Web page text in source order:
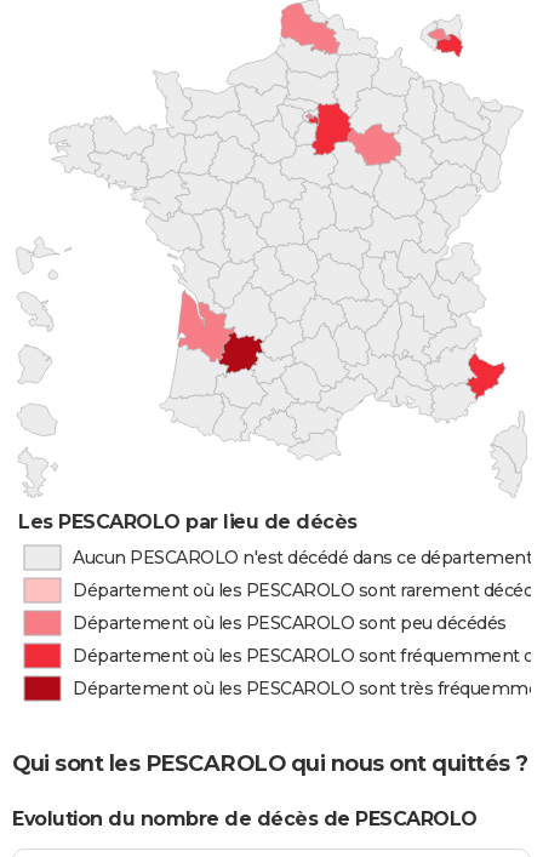
Les PESCAROLO par lieu de décès
Aucun PESCAROLO n'est décédé dans ce département
Département où les PESCAROLO sont rarement
Département où les PESCAROLO sont peu décédés
Département où les PESCAROLO sont fréquemment
Département où les PESCAROLO sont très
Qui sont les PESCAROLO qui nous ont quittés ?
Evolution du nombre de décès de PESCAROLO